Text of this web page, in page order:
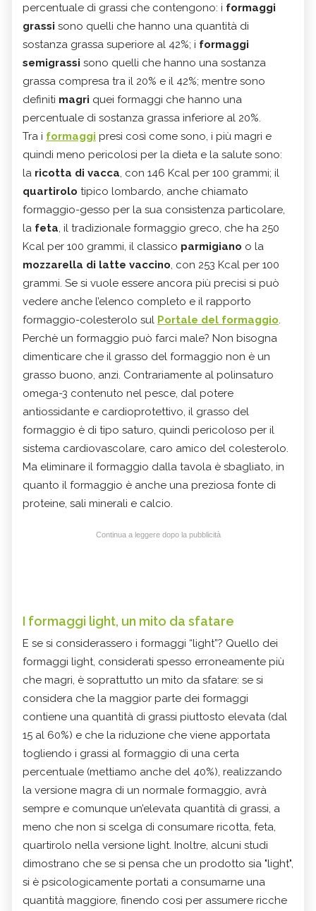
percentuale di grassi che contengono: i formaggi
grassi sono quelli che hanno una quantità di
sostanza grassa superiore al 42%; i formaggi
semigrassi sono quelli che hanno una sostanza
grassa compresa tra il 20% e il 42%; mentre sono
definiti magri quei formaggi che hanno una
percentuale di sostanza grassa inferiore al 20%.
Tra i formaggi presi così come sono, i più magri e
quindi meno pericolosi per la dieta e la salute sono:
la ricotta di vacca, con 146 Kcal per 100 grammi; il
quartirolo tipico lombardo, anche chiamato
formaggio-gesso per la sua consistenza particolare,
la feta, il tradizionale formaggio greco, che ha 250
Kcal per 100 grammi, il classico parmigiano o la
mozzarella di latte vaccino, con 253 Kcal per 100
grammi. Se si vuole essere ancora più precisi si può
vedere anche l’elenco completo e il rapporto
formaggio-colesterolo sul Portale del formaggio.
Perchè un formaggio può farci male? Non bisogna
dimenticare che il grasso del formaggio non è un
grasso buono, anzi. Contrariamente al polinsaturo
omega-3 contenuto nel pesce, dal potere
antiossidante e cardioprotettivo, il grasso del
formaggio è di tipo saturo, quindi pericoloso per il
sistema cardiovascolare, caro amico del colesterolo.
Ma eliminare il formaggio dalla tavola è sbagliato, in
quanto il formaggio è anche una preziosa fonte di
proteine, sali minerali e calcio.
Continua a leggere dopo la pubblicità
I formaggi light, un mito da sfatare
E se si considerassero i formaggi “light”? Quello dei
formaggi light, considerati spesso erroneamente più
che magri, è soprattutto un mito da sfatare: se si
considera che la maggior parte dei formaggi
contiene una quantità di grassi piuttosto elevata (dal
15 al 60%) e che la riduzione che viene apportata
togliendo i grassi al formaggio di una certa
percentuale (mettiamo anche del 40%), realizzando
la versione magra di un normale formaggio, avrà
sempre e comunque un’elevata quantità di grassi, a
meno che non si scelga di consumare ricotta, feta,
quartirolo nella versione light. Inoltre, alcuni studi
dimostrano che se si pensa che un prodotto sia "light",
si è psicologicamente portati a consumarne una
quantità maggiore, finendo così per assumere ricche